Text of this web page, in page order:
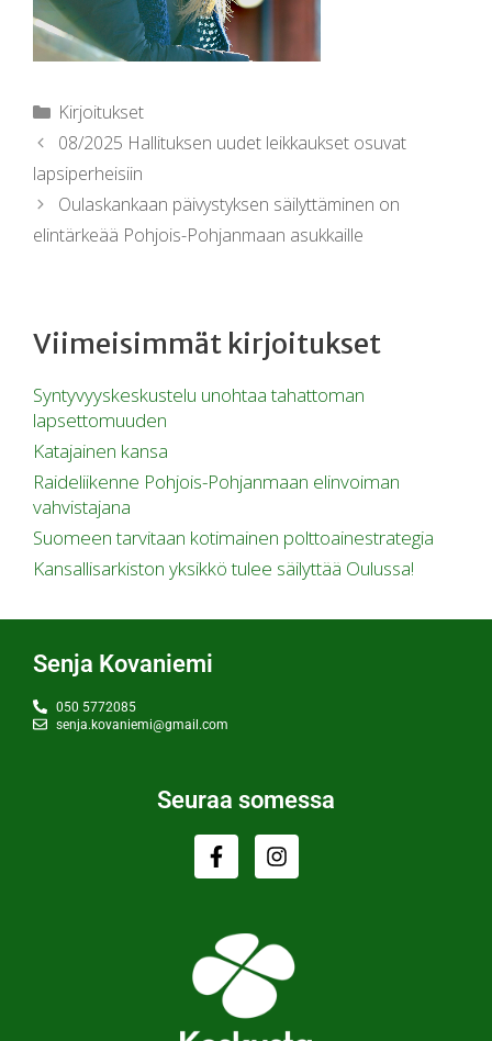
Kirjoitukset
08/2025 Hallituksen uudet leikkaukset osuvat
lapsiperheisiin
Oulaskankaan päivystyksen säilyttäminen on
elintärkeää Pohjois-Pohjanmaan asukkaille
Viimeisimmät kirjoitukset
Syntyvyyskeskustelu unohtaa tahattoman
lapsettomuuden
Katajainen kansa
Raideliikenne Pohjois-Pohjanmaan elinvoiman
vahvistajana
Suomeen tarvitaan kotimainen polttoainestrategia
Kansallisarkiston yksikkö tulee säilyttää Oulussa!
Senja Kovaniemi
050 5772085
senja.kovaniemi@gmail.com
Seuraa somessa